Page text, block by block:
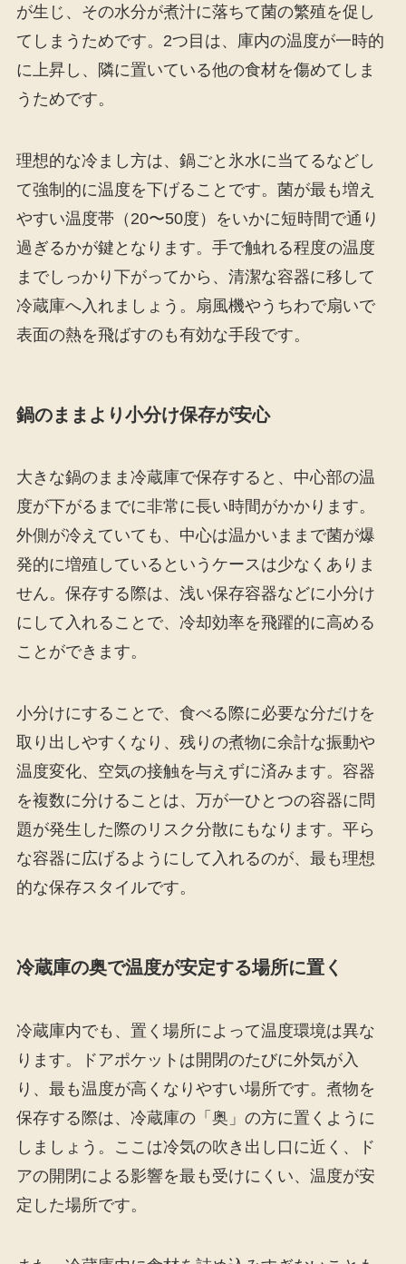
が生じ、その水分が煮汁に落ちて菌の繁殖を促し
てしまうためです。2つ目は、庫内の温度が一時的
に上昇し、隣に置いている他の食材を傷めてしま
うためです。
理想的な冷まし方は、鍋ごと氷水に当てるなどし
て強制的に温度を下げることです。菌が最も増え
やすい温度帯（20〜50度）をいかに短時間で通り
過ぎるかが鍵となります。手で触れる程度の温度
までしっかり下がってから、清潔な容器に移して
冷蔵庫へ入れましょう。扇風機やうちわで扇いで
表面の熱を飛ばすのも有効な手段です。
鍋のままより小分け保存が安心
大きな鍋のまま冷蔵庫で保存すると、中心部の温
度が下がるまでに非常に長い時間がかかります。
外側が冷えていても、中心は温かいままで菌が爆
発的に増殖しているというケースは少なくありま
せん。保存する際は、浅い保存容器などに小分け
にして入れることで、冷却効率を飛躍的に高める
ことができます。
小分けにすることで、食べる際に必要な分だけを
取り出しやすくなり、残りの煮物に余計な振動や
温度変化、空気の接触を与えずに済みます。容器
を複数に分けることは、万が一ひとつの容器に問
題が発生した際のリスク分散にもなります。平ら
な容器に広げるようにして入れるのが、最も理想
的な保存スタイルです。
冷蔵庫の奥で温度が安定する場所に置く
冷蔵庫内でも、置く場所によって温度環境は異な
ります。ドアポケットは開閉のたびに外気が入
り、最も温度が高くなりやすい場所です。煮物を
保存する際は、冷蔵庫の「奥」の方に置くように
しましょう。ここは冷気の吹き出し口に近く、ド
アの開閉による影響を最も受けにくい、温度が安
定した場所です。